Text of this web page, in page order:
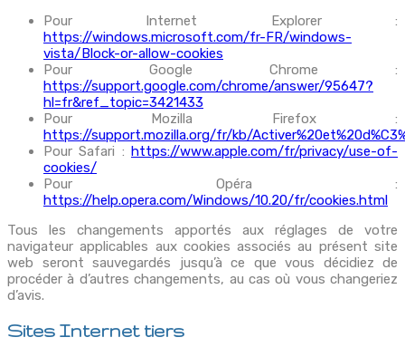
Pour Internet Explorer :
https://windows.microsoft.com/fr-FR/windows-
vista/Block-or-allow-cookies
Pour Google Chrome :
https://support.google.com/chrome/answer/95647?
hl=fr&ref_topic=3421433
Pour Mozilla Firefox :
https://support.mozilla.org/fr/kb/
Pour Safari : https://www.apple.com/fr/privacy/use-of-
cookies/
Pour Opéra :
https://help.opera.com/Windows/10.20/fr/cookies.html
Tous les changements apportés aux réglages de votre
navigateur applicables aux cookies associés au présent site
web seront sauvegardés jusqu’à ce que vous décidiez de
procéder à d’autres changements, au cas où vous changeriez
d’avis.
Sites Internet tiers